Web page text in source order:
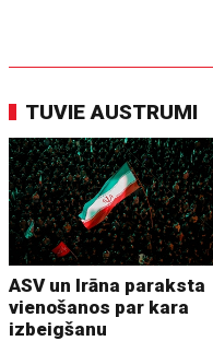
TUVIE AUSTRUMI
ASV un Irāna paraksta
vienošanos par kara
izbeigšanu